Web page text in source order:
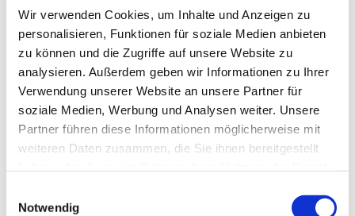
Wir verwenden Cookies, um Inhalte und Anzeigen zu
personalisieren, Funktionen für soziale Medien anbieten
zu können und die Zugriffe auf unsere Website zu
analysieren. Außerdem geben wir Informationen zu Ihrer
Verwendung unserer Website an unsere Partner für
soziale Medien, Werbung und Analysen weiter. Unsere
Partner führen diese Informationen möglicherweise mit
weiteren Daten zusammen, die Sie ihnen bereitgestellt
Notwendig